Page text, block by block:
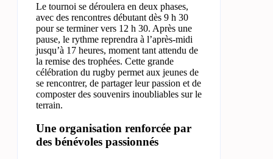
Le tournoi se déroulera en deux phases,
avec des rencontres débutant dès 9 h 30
pour se terminer vers 12 h 30. Après une
pause, le rythme reprendra à l’après-midi
jusqu’à 17 heures, moment tant attendu de
la remise des trophées. Cette grande
célébration du rugby permet aux jeunes de
se rencontrer, de partager leur passion et de
composter des souvenirs inoubliables sur le
terrain.
Une organisation renforcée par
des bénévoles passionnés